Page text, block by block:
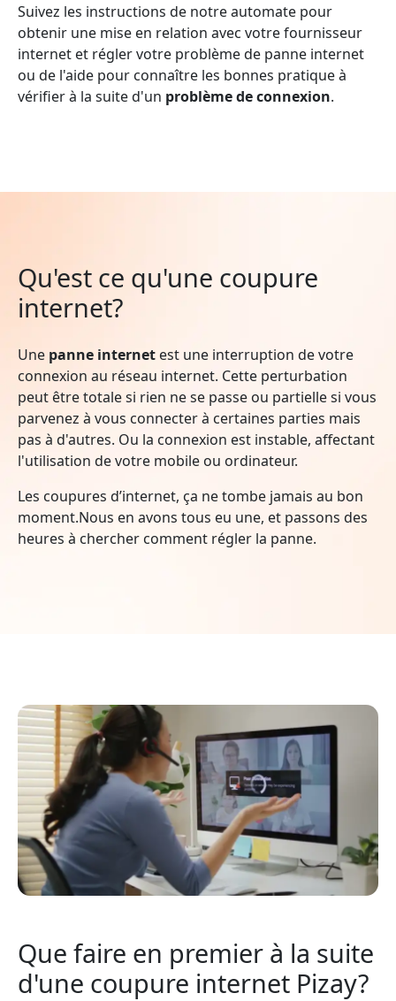
Suivez les instructions de notre automate pour
obtenir une mise en relation avec votre fournisseur
internet et régler votre problème de panne internet
ou de l'aide pour connaître les bonnes pratique à
vérifier à la suite d'un problème de connexion.
Qu'est ce qu'une coupure
internet?
Une panne internet est une interruption de votre
connexion au réseau internet. Cette perturbation
peut être totale si rien ne se passe ou partielle si vous
parvenez à vous connecter à certaines parties mais
pas à d'autres. Ou la connexion est instable, affectant
l'utilisation de votre mobile ou ordinateur.
Les coupures d’internet, ça ne tombe jamais au bon
moment.Nous en avons tous eu une, et passons des
heures à chercher comment régler la panne.
Que faire en premier à la suite
d'une coupure internet Pizay?